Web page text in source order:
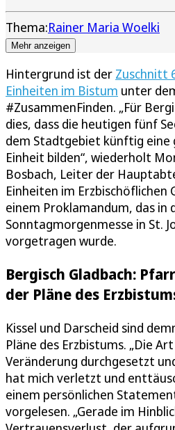
Thema:Rainer Maria Woelki
Mehr anzeigen
Hintergrund ist der Zuschnitt
Einheiten im Bistum unter
#ZusammenFinden. „Für
dies, dass die heutigen fünf
dem Stadtgebiet künftig eine
Einheit bilden“, wiederholt
Bosbach, Leiter der
Einheiten im Erzbischöflichen
einem Proklamandum, das in
Sonntagmorgenmesse in St.
vorgetragen wurde.
Bergisch Gladbach:
der Pläne des
Kissel und Darscheid sind
Pläne des Erzbistums. „Die
Veränderung durchgesetzt
hat mich verletzt und
einem persönlichen
vorgelesen. „Gerade im